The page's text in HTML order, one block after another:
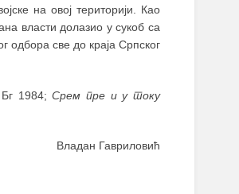
на овој територији. Као
власти долазио у сукоб са
одбора све до краја Српског
, Бг 1984;Срем пре и у току
Владан Гавриловић